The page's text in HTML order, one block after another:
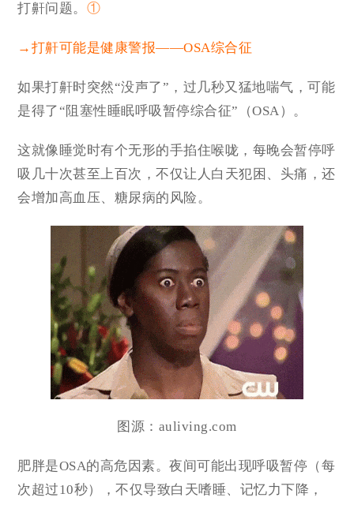
打鼾问题。 ①
→打鼾可能是健康警报——OSA综合征
如果打鼾时突然“没声了”，过几秒又猛地喘气，可能
是得了“阻塞性睡眠呼吸暂停综合征”（OSA）。
这就像睡觉时有个无形的手掐住喉咙，每晚会暂停呼
吸几十次甚至上百次，不仅让人白天犯困、头痛，还
会增加高血压、糖尿病的风险。
图源：auliving.com
肥胖是OSA的高危因素。夜间可能出现呼吸暂停（每
次超过10秒），不仅导致白天嗜睡、记忆力下降，